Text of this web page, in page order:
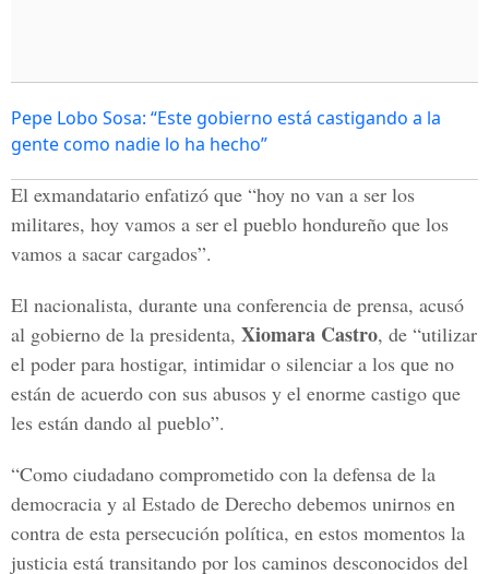
Pepe Lobo Sosa: “Este gobierno está castigando a la
gente como nadie lo ha hecho”
El exmandatario enfatizó que “hoy no van a ser los
militares, hoy vamos a ser el pueblo hondureño que los
vamos a sacar cargados”.
El nacionalista, durante una conferencia de prensa, acusó
al gobierno de la presidenta, Xiomara Castro, de “utilizar
el poder para hostigar, intimidar o silenciar a los que no
están de acuerdo con sus abusos y el enorme castigo que
les están dando al pueblo”.
“Como ciudadano comprometido con la defensa de la
democracia y al Estado de Derecho debemos unirnos en
contra de esta persecución política, en estos momentos la
justicia está transitando por los caminos desconocidos del